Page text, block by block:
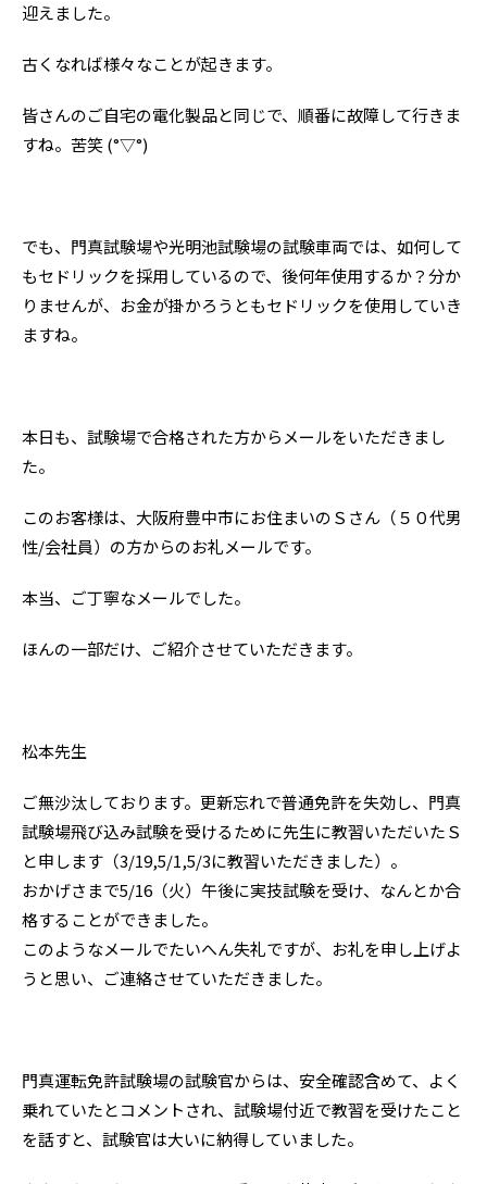
迎えました。
古くなれば様々なことが起きます。
皆さんのご自宅の電化製品と同じで、順番に故障して行きま
すね。苦笑 (°▽°)
でも、門真試験場や光明池試験場の試験車両では、如何して
もセドリックを採用しているので、後何年使用するか？分か
りませんが、お金が掛かろうともセドリックを使用していき
ますね。
本日も、試験場で合格された方からメールをいただきまし
た。
このお客様は、大阪府豊中市にお住まいのＳさん（５０代男
性/会社員）の方からのお礼メールです。
本当、ご丁寧なメールでした。
ほんの一部だけ、ご紹介させていただきます。
松本先生
ご無沙汰しております。更新忘れで普通免許を失効し、門真
試験場飛び込み試験を受けるために先生に教習いただいたＳ
と申します（3/19,5/1,5/3に教習いただきました）。
おかげさまで5/16（火）午後に実技試験を受け、なんとか合
格することができました。
このようなメールでたいへん失礼ですが、お礼を申し上げよ
うと思い、ご連絡させていただきました。
門真運転免許試験場の試験官からは、安全確認含めて、よく
乗れていたとコメントされ、試験場付近で教習を受けたこと
を話すと、試験官は大いに納得していました。